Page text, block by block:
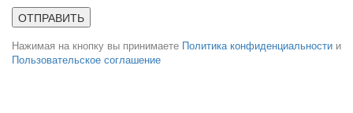
ОТПРАВИТЬ
Нажимая на кнопку вы принимаете Политика конфиденциальности и
Пользовательское соглашение